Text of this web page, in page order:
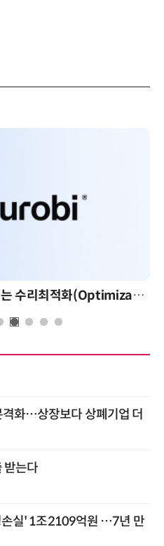
AI 시대의 의사결정을 바꾸는 수리최적화(Optimization): 실제 산업 적용 사례와 활용 전략
화…상장보다 상폐기업 더
받는다
손실' 1조2109억원 …7년 만